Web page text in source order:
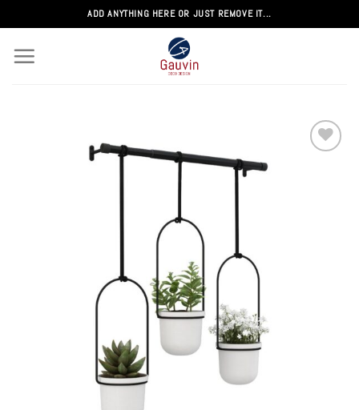
au
contenu
ADD ANYTHING HERE OR JUST REMOVE IT...